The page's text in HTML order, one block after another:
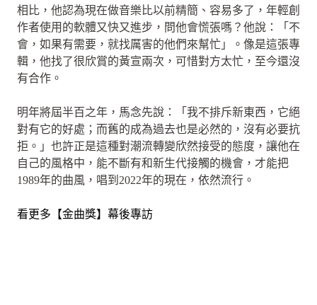
相比，他認為現在做音樂比以前精簡、容易多了，年輕創
作者使用的軟體又快又進步，問他會慌張嗎？他說：「不
會，如果有需要，就找厲害的他們來幫忙」。像是這張專
輯，他找了很欣賞的黃宣兩次，可惜對方太忙，至今還沒
有合作。
明年將屆半百之年，馬念先說：「我不排斥新東西，它絕
對有它的好處；而舊的成為過去也是必然的，沒有必要抗
拒。」也許正是這種對潮流轉變欣然接受的態度，讓他在
自己的風格中，能不斷有和新生代接觸的機會，才能把
1989年的曲風，唱到2022年的現在，依然流行。
看更多【金曲獎】幕後專訪